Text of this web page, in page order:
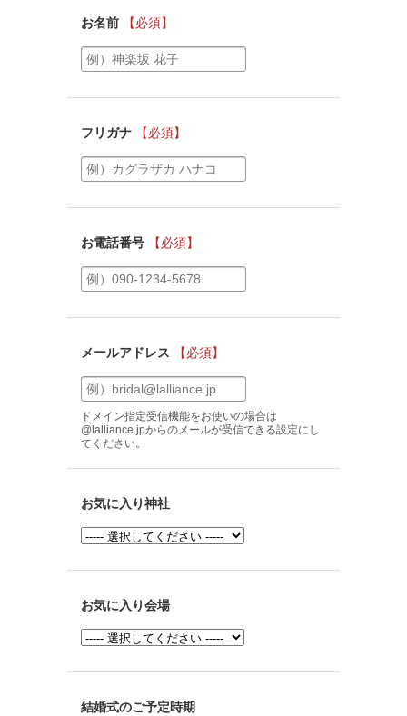
お名前 【必須】
フリガナ 【必須】
お電話番号 【必須】
メールアドレス 【必須】
ドメイン指定受信機能をお使いの場合は
@lalliance.jpからのメールが受信できる設定にし
てください。
お気に入り神社
お気に入り会場
結婚式のご予定時期